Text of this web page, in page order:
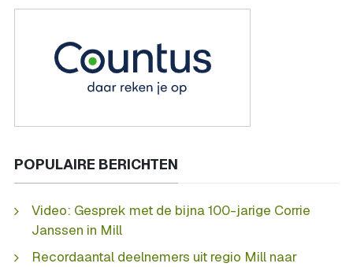
POPULAIRE BERICHTEN
Video: Gesprek met de bijna 100-jarige Corrie
Janssen in Mill
Recordaantal deelnemers uit regio Mill naar